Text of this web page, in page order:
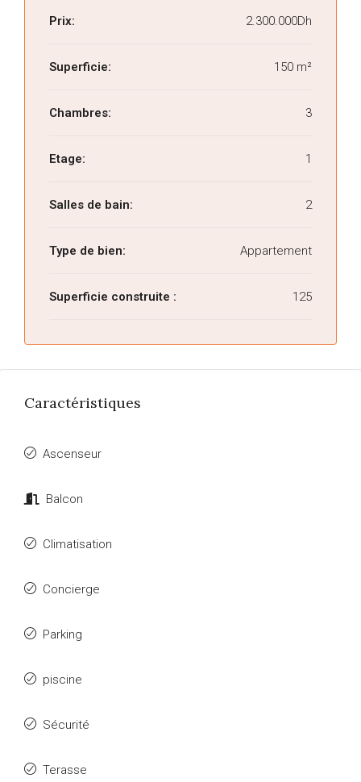
Prix: 2.300.000Dh
Superficie: 150 m²
Chambres: 3
Etage: 1
Salles de bain: 2
Type de bien: Appartement
Superficie construite : 125
Caractéristiques
Ascenseur
Balcon
Climatisation
Concierge
Parking
piscine
Sécurité
Terasse